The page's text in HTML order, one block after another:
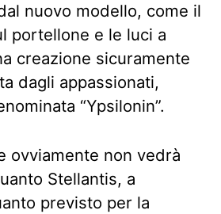
nuovo modello, come il
portellone e le luci a
creazione sicuramente
dagli appassionati,
“Ypsilonin”.
ovviamente non vedrà
Stellantis, a
previsto per la